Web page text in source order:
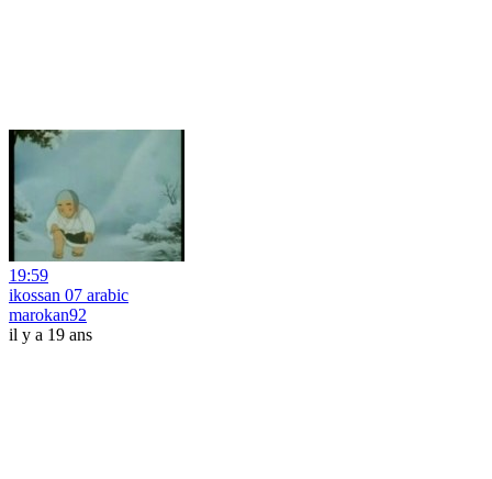
19:59
ikossan 07 arabic
marokan92
il y a 19 ans